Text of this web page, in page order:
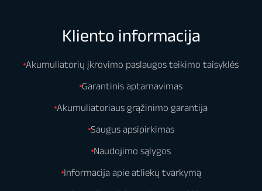
Kliento informacija
Akumuliatorių įkrovimo paslaugos teikimo taisyklės
Garantinis aptarnavimas
Akumuliatoriaus grąžinimo garantija
Saugus apsipirkimas
Naudojimo sąlygos
Informacija apie atliekų tvarkymą